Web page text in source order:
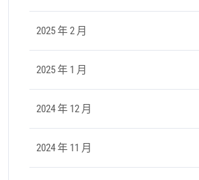
2025 年 2 月
2025 年 1 月
2024 年 12 月
2024 年 11 月